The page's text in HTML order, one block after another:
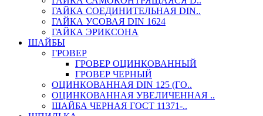
ГАЙКА СОЕДИНИТЕЛЬНАЯ DIN..
ГАЙКА УСОВАЯ DIN 1624
ГАЙКА ЭРИКСОНА
ШАЙБЫ
ГРОВЕР
ГРОВЕР ОЦИНКОВАННЫЙ
ГРОВЕР ЧЕРНЫЙ
ОЦИНКОВАННАЯ DIN 125 (ГО..
ОЦИНКОВАННАЯ УВЕЛИЧЕННАЯ ..
ШАЙБА ЧЕРНАЯ ГОСТ 11371-..